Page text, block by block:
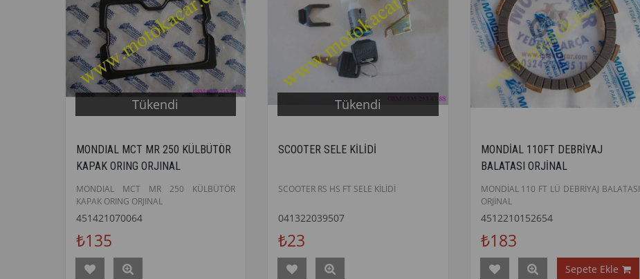
Tükendi
MONDIAL MCT MR 250 KÜLBÜTÖR
KAPAK ORING ORJINAL
MONDIAL MCT MR 250 KÜLBÜTÖR
KAPAK ORING ORJINAL
451421070064
₺135
Tükendi
SCOOTER SELE KİLİDİ
SCOOTER RS HS FT SELE KİLİDİ
041322039507
₺23
MONDİAL 110FT DEBRİYAJ
BALATASI ORJİNAL
MONDİAL 110 FT LÜ DEBRİYAJ BALATASI
ORJİNAL
4512210152654
₺183
Sepete Ekle